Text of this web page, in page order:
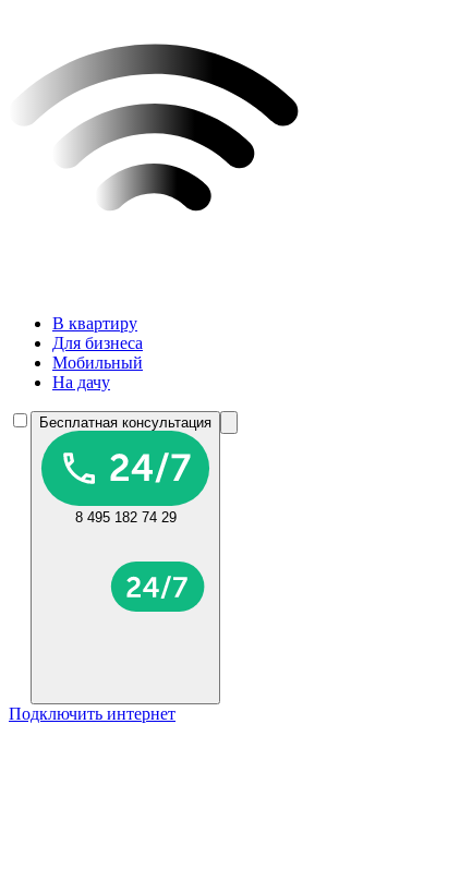
В квартиру
Для бизнеса
Мобильный
На дачу
Бесплатная консультация
8 495 182 74 29
Подключить интернет